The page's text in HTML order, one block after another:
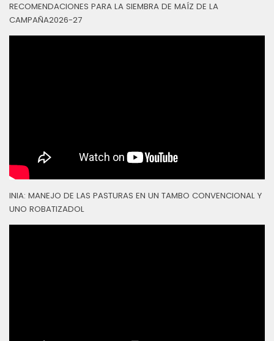
RECOMENDACIONES PARA LA SIEMBRA DE MAÍZ DE LA
CAMPAÑA2026-27
INIA: MANEJO DE LAS PASTURAS EN UN TAMBO CONVENCIONAL Y
UNO ROBATIZADOL